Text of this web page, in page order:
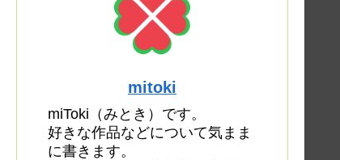
mitoki
miToki（みとき）です。
好きな作品などについて気まま
に書きます。